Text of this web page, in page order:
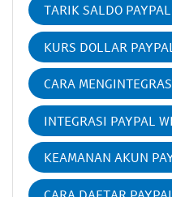
TARIK SALDO PAYPAL
KURS DOLLAR PAYPAL
CARA
INTEGRASI PAYPAL
KEAMANAN AKUN